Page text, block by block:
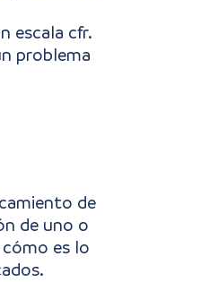
escala cfr.
problema
de
de uno o
es lo